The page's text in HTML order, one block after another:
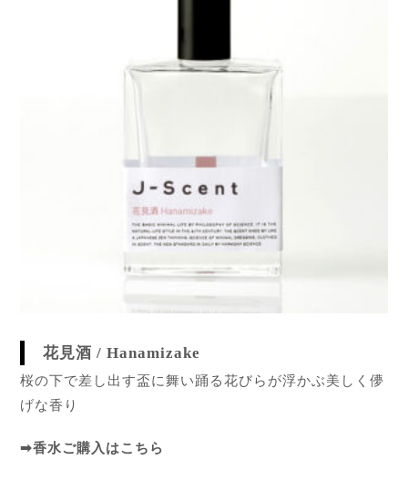
花見酒 / Hanamizake
桜の下で差し出す盃に舞い踊る花びらが浮かぶ美しく儚
げな香り
➡香水ご購入はこちら